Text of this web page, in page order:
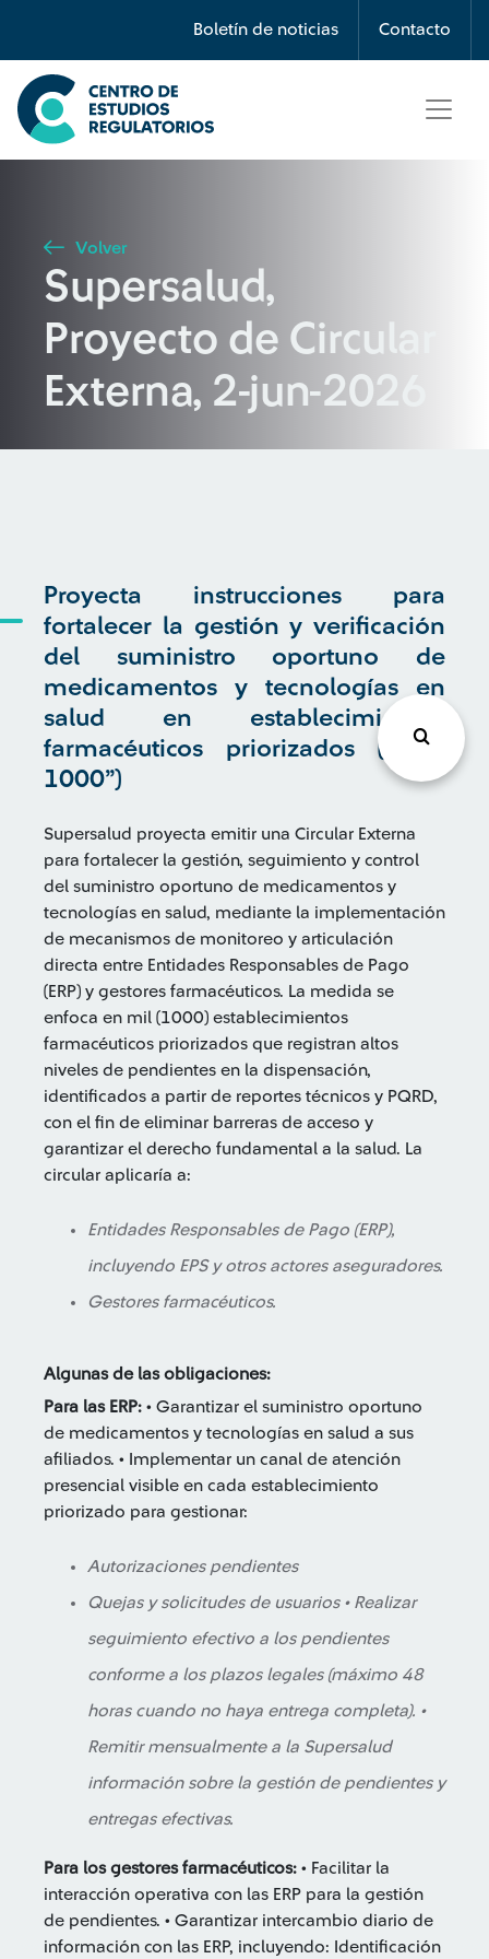
Boletín de noticias Contacto
Búsqueda
Seleccione país
Buscar
Volver
Supersalud,
Proyecto de Circular
Externa, 2-jun-2026
Proyecta instrucciones para
fortalecer la gestión y verificación
del suministro oportuno de
medicamentos y tecnologías en
salud en establecimientos
farmacéuticos priorizados (“Plan
1000”)
Supersalud proyecta emitir una Circular Externa
para fortalecer la gestión, seguimiento y control
del suministro oportuno de medicamentos y
tecnologías en salud, mediante la implementación
de mecanismos de monitoreo y articulación
directa entre Entidades Responsables de Pago
(ERP) y gestores farmacéuticos. La medida se
enfoca en mil (1000) establecimientos
farmacéuticos priorizados que registran altos
niveles de pendientes en la dispensación,
identificados a partir de reportes técnicos y PQRD,
con el fin de eliminar barreras de acceso y
garantizar el derecho fundamental a la salud. La
circular aplicaría a:
Entidades Responsables de Pago (ERP),
incluyendo EPS y otros actores aseguradores.
Gestores farmacéuticos.
Algunas de las obligaciones:
Para las ERP: • Garantizar el suministro oportuno
de medicamentos y tecnologías en salud a sus
afiliados. • Implementar un canal de atención
presencial visible en cada establecimiento
priorizado para gestionar:
Autorizaciones pendientes
Quejas y solicitudes de usuarios • Realizar
seguimiento efectivo a los pendientes
conforme a los plazos legales (máximo 48
horas cuando no haya entrega completa). •
Remitir mensualmente a la Supersalud
información sobre la gestión de pendientes y
entregas efectivas.
Para los gestores farmacéuticos: • Facilitar la
interacción operativa con las ERP para la gestión
de pendientes. • Garantizar intercambio diario de
información con las ERP, incluyendo: Identificación